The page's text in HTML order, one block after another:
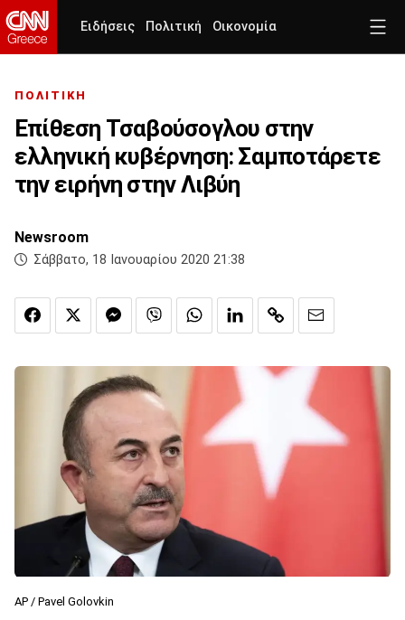
Ειδήσεις Πολιτική Οικονομία
ΠΟΛΙΤΙΚΗ
Επίθεση Τσαβούσογλου στην
ελληνική κυβέρνηση: Σαμποτάρετε
την ειρήνη στην Λιβύη
Newsroom
Σάββατο, 18 Ιανουαρίου 2020 21:38
AP / Pavel Golovkin